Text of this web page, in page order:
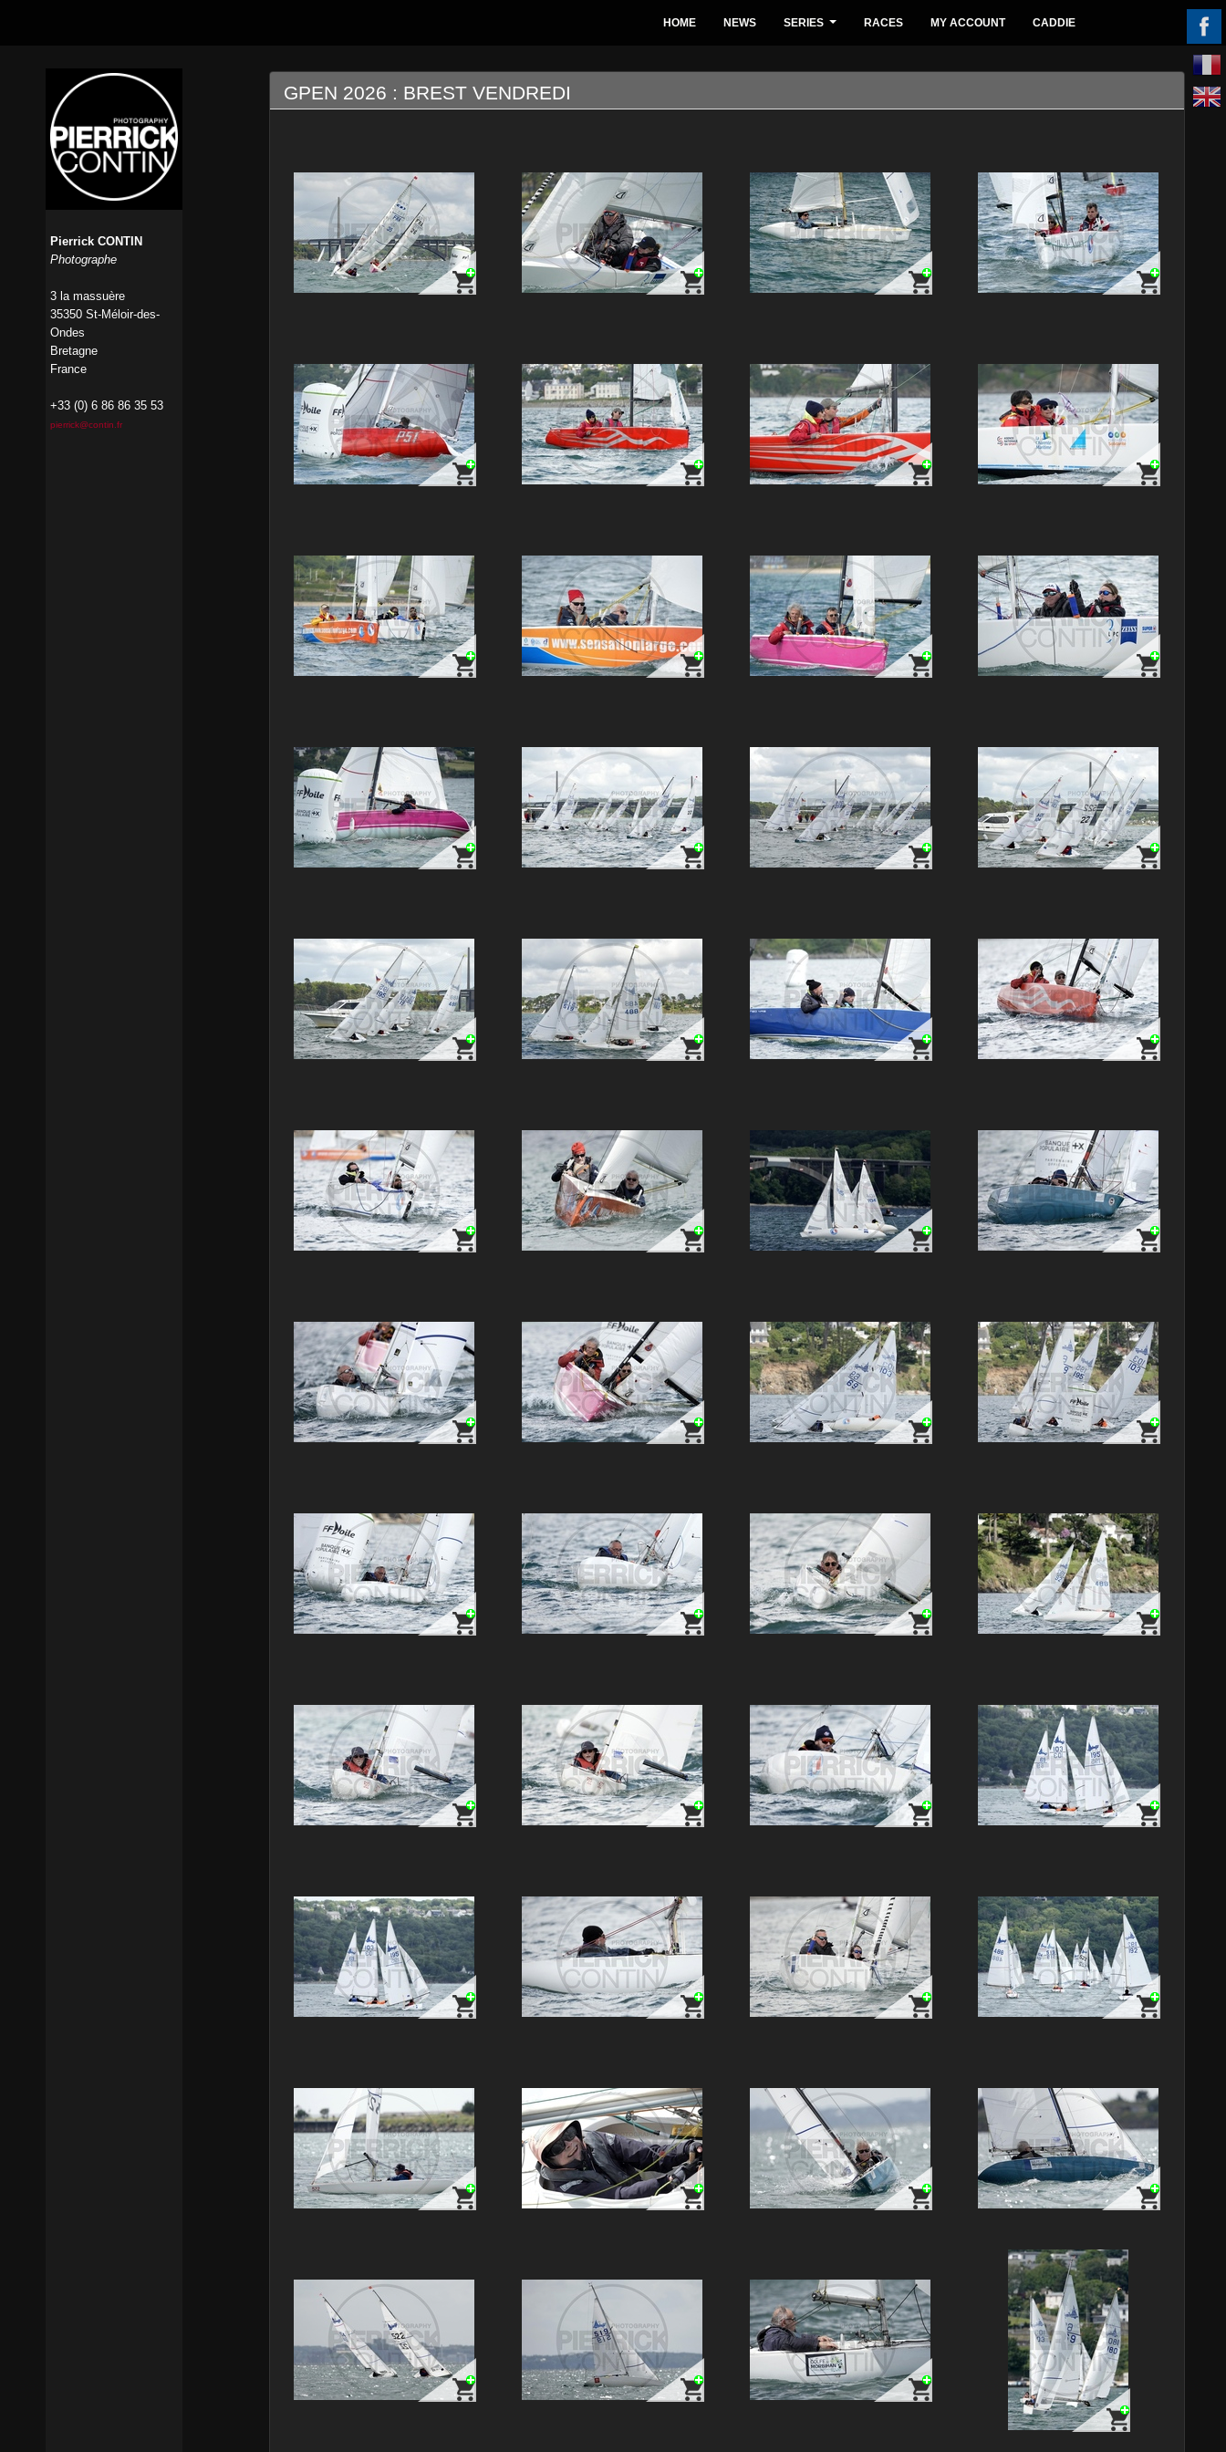
GPEN 2026 : BREST VENDREDI
HOME NEWS SERIES RACES MY ACCOUNT CADDIE
Pierrick CONTIN
Photographe
3 la massuère
35350 St-Méloir-des-
Ondes
Bretagne
France
+33 (0) 6 86 86 35 53
pierrick@contin.fr